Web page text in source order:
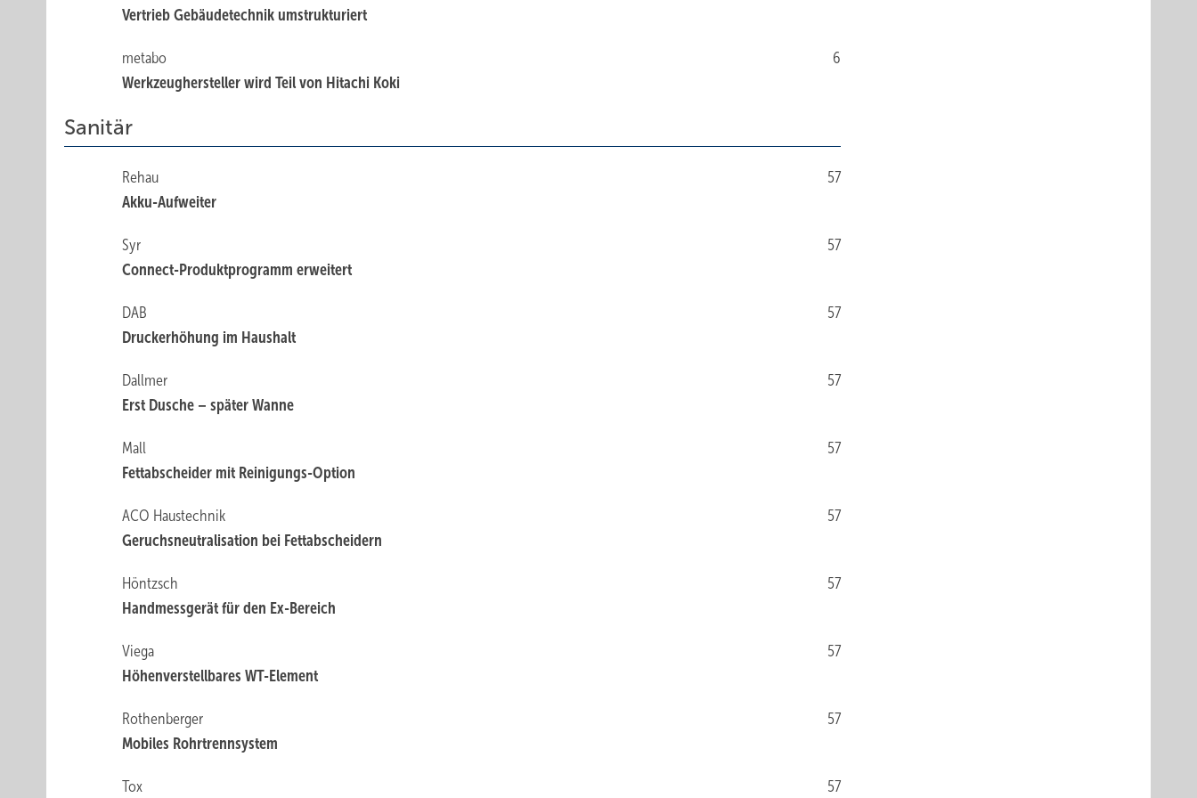
Vertrieb Gebäudetechnik umstrukturiert
6
metabo
Werkzeughersteller wird Teil von Hitachi Koki
Sanitär
57
Rehau
Akku-Aufweiter
57
Syr
Connect-Produktprogramm erweitert
57
DAB
Druckerhöhung im Haushalt
57
Dallmer
Erst Dusche – später Wanne
57
Mall
Fettabscheider mit Reinigungs-Option
57
ACO Haustechnik
Geruchsneutralisation bei Fettabscheidern
57
Höntzsch
Handmessgerät für den Ex-Bereich
57
Viega
Höhenverstellbares WT-Element
57
Rothenberger
Mobiles Rohrtrennsystem
57
Tox